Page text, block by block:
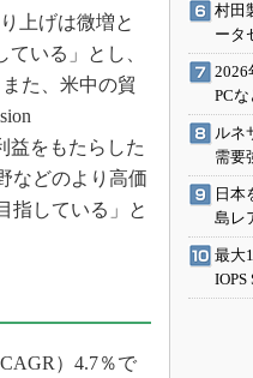
上げは微増と
いる」とし、
た、米中の貿
益をもたらした
などのより高価
指している」と
）4.7％で
村田
ータ
2026
PC
ルネ
需要
日
島レ
最大
IOPS